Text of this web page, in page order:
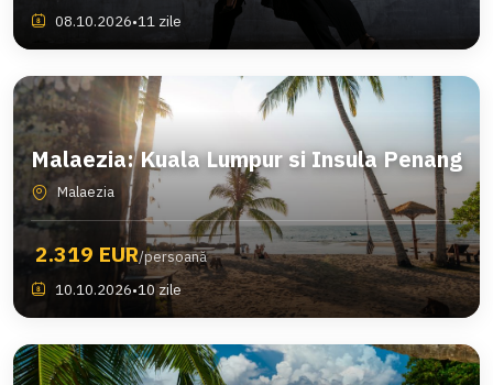
08.10.2026•11 zile
Malaezia: Kuala Lumpur si Insula Penang
Malaezia
2.319 EUR/persoană
10.10.2026•10 zile